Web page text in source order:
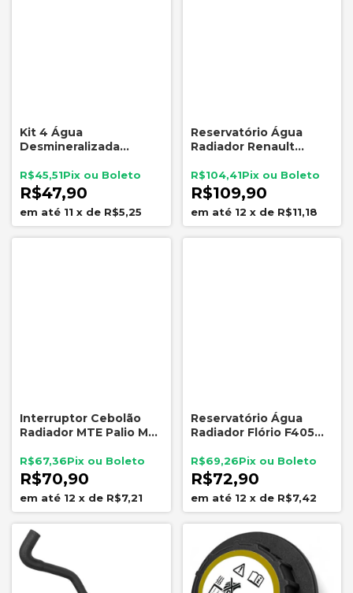
Kit 4 Água
Desmineralizada
Bateria Alta Pureza
R$47,90
R$45,51
11 x de R$5,25
Reservatório Água
Radiador Renault
Oroch Captur FLÓRIO
MF580
R$109,90
R$104,41
12 x de R$11,18
Interruptor Cebolão
Radiador MTE Palio MPI
R$70,90
R$67,36
12 x de R$7,21
Reservatório Água
Radiador Flório F405
Premio Elba TC-4041
R$72,90
R$69,26
12 x de R$7,42